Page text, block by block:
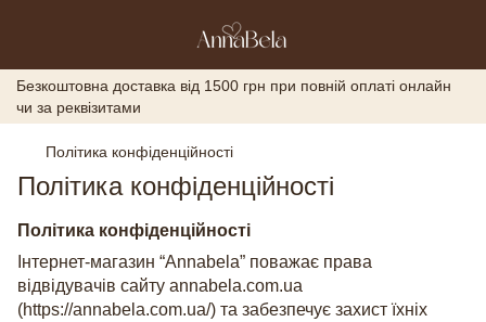
Безкоштовна доставка від 1500 грн при повній оплаті онлайн
чи за реквізитами
Політика конфіденційності
Політика конфіденційності
Політика конфіденційності
Інтернет-магазин “Annabela” поважає права
відвідувачів сайту annabela.com.ua
(https://annabela.com.ua/) та забезпечує захист їхніх